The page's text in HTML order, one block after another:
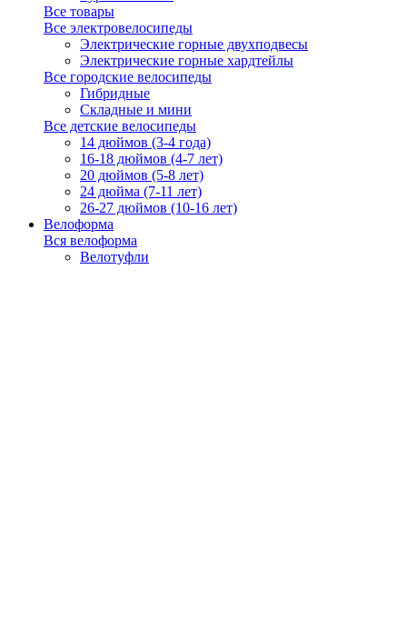
Все товары
Все электровелосипеды
Электрические горные двухподвесы
Электрические горные хардтейлы
Все городские велосипеды
Гибридные
Складные и мини
Все детские велосипеды
14 дюймов (3-4 года)
16-18 дюймов (4-7 лет)
20 дюймов (5-8 лет)
24 дюйма (7-11 лет)
26-27 дюймов (10-16 лет)
Велоформа
Вся велоформа
Велотуфли